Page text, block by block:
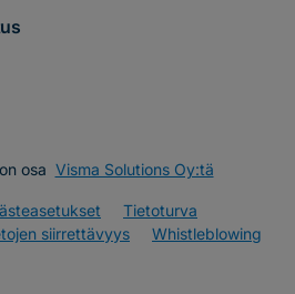
osa Visma Solutions Oy:tä
Tietoturva
siirrettävyys Whistleblowing